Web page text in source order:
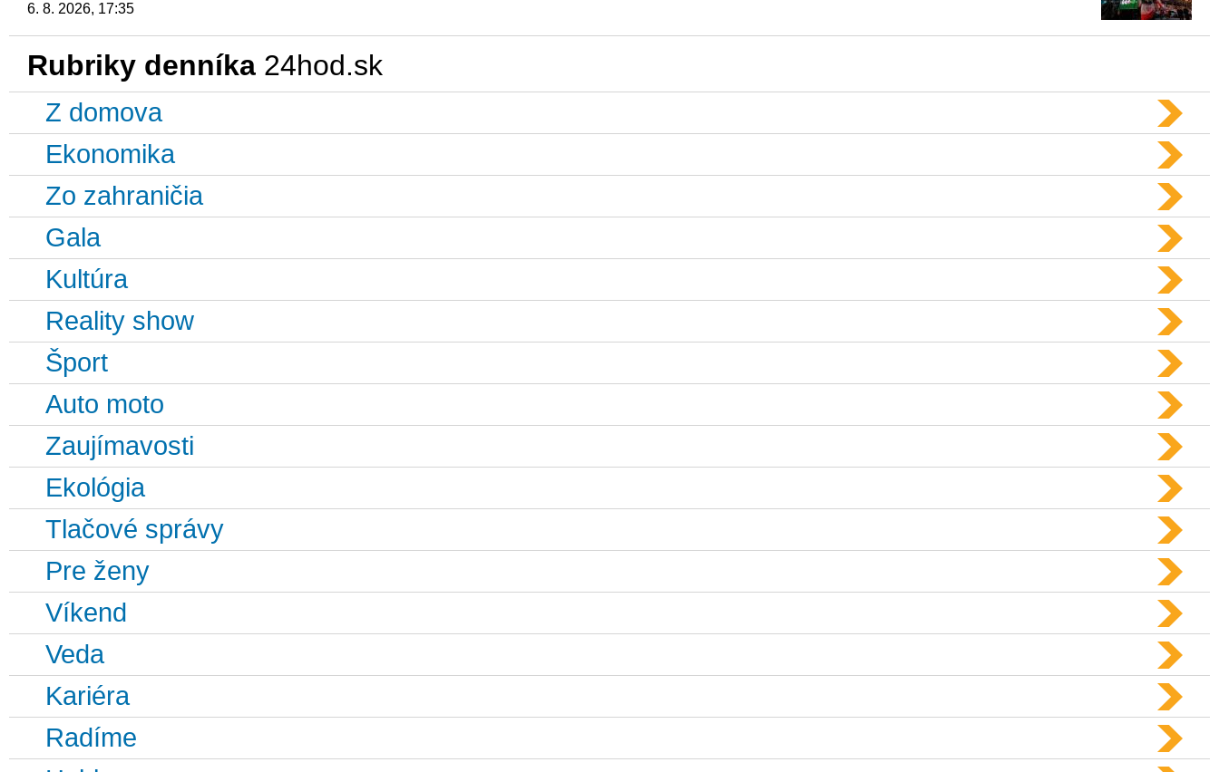
6. 8. 2026, 17:35
Rubriky denníka 24hod.sk
Z domova
Ekonomika
Zo zahraničia
Gala
Kultúra
Reality show
Šport
Auto moto
Zaujímavosti
Ekológia
Tlačové správy
Pre ženy
Víkend
Veda
Kariéra
Radíme